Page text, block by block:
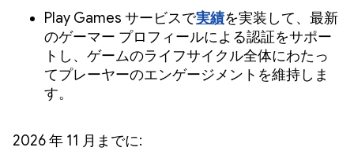
Play Games サービスで実績を実装して、最新
のゲーマー プロフィールによる認証をサポー
トし、ゲームのライフサイクル全体にわたっ
てプレーヤーのエンゲージメントを維持しま
す。
2026 年 11 月までに: